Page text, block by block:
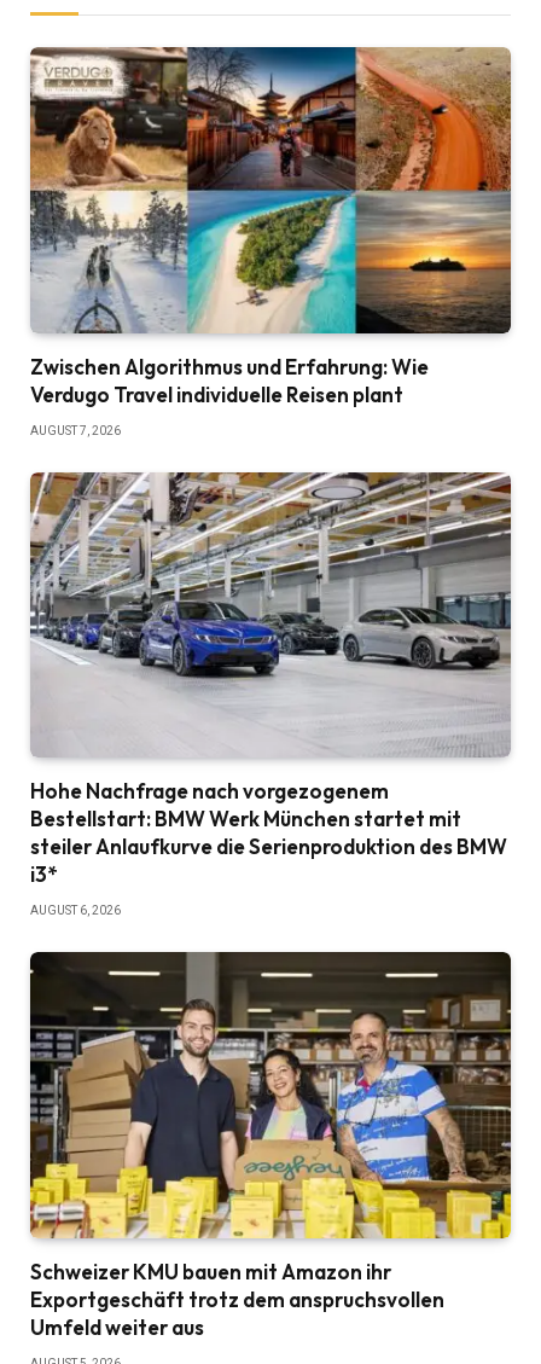
Zwischen Algorithmus und Erfahrung: Wie
Verdugo Travel individuelle Reisen plant
AUGUST 7, 2026
Hohe Nachfrage nach vorgezogenem
Bestellstart: BMW Werk München startet mit
steiler Anlaufkurve die Serienproduktion des BMW
i3*
AUGUST 6, 2026
Schweizer KMU bauen mit Amazon ihr
Exportgeschäft trotz dem anspruchsvollen
Umfeld weiter aus